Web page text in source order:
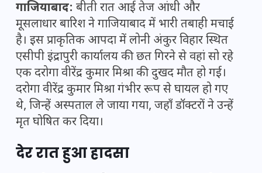
गाजियाबाद: बीती रात आई तेज आंधी और
मूसलाधार बारिश ने गाजियाबाद में भारी तबाही मचाई
है। इस प्राकृतिक आपदा में लोनी अंकुर विहार स्थित
एसीपी इंद्रापुरी कार्यालय की छत गिरने से वहां सो रहे
एक दरोगा वीरेंद्र कुमार मिश्रा की दुखद मौत हो गई।
दरोगा वीरेंद्र कुमार मिश्रा गंभीर रूप से घायल हो गए
थे, जिन्हें अस्पताल ले जाया गया, जहाँ डॉक्टरों ने उन्हें
मृत घोषित कर दिया।
देर रात हुआ हादसा